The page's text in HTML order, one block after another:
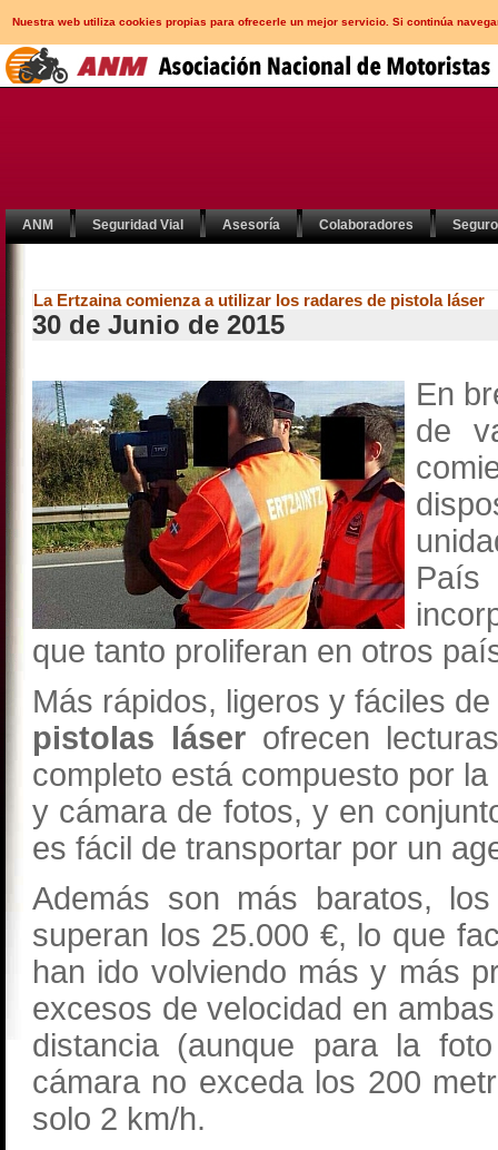
Nuestra web utiliza cookies propias para ofrecerle un mejor servicio. Si continúa
ANM Seguridad Vial Asesoría Colaboradores
La Ertzaina comienza a utilizar los radares de pistola láser
30 de Junio de 2015
En
de
que tanto proliferan en otros
Más rápidos, ligeros y fáciles
pistolas láserofrecen
completo está compuesto por
y cámara de fotos, y en
es fácil de transportar por un
Además son más baratos,
superan los 25.000 €, lo que
han ido volviendo más y más
excesos de velocidad en
distancia (aunque para la
cámara no exceda los 200
solo 2 km/h.